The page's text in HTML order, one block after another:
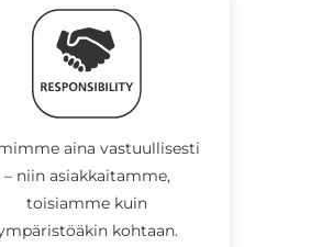
aina vastuullisesti
– niin asiakkaitamme,
toisiamme kuin
kohtaan.